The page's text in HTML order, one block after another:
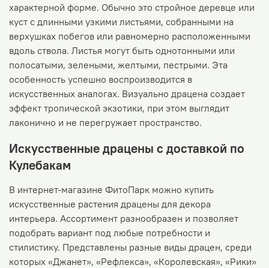
характерной форме. Обычно это стройное деревце или
куст с длинными узкими листьями, собранными на
верхушках побегов или равномерно расположенными
вдоль ствола. Листья могут быть однотонными или
полосатыми, зелеными, желтыми, пестрыми. Эта
особенность успешно воспроизводится в
искусственных аналогах. Визуально драцена создает
эффект тропической экзотики, при этом выглядит
лаконично и не перегружает пространство.
Искусственные драцены с доставкой по
Кулебакам
В интернет-магазине ФитоПарк можно купить
искусственные растения драцены для декора
интерьера. Ассортимент разнообразен и позволяет
подобрать вариант под любые потребности и
стилистику. Представлены разные виды драцен, среди
которых «Джанет», «Рефлекса», «Королевская», «Рики»